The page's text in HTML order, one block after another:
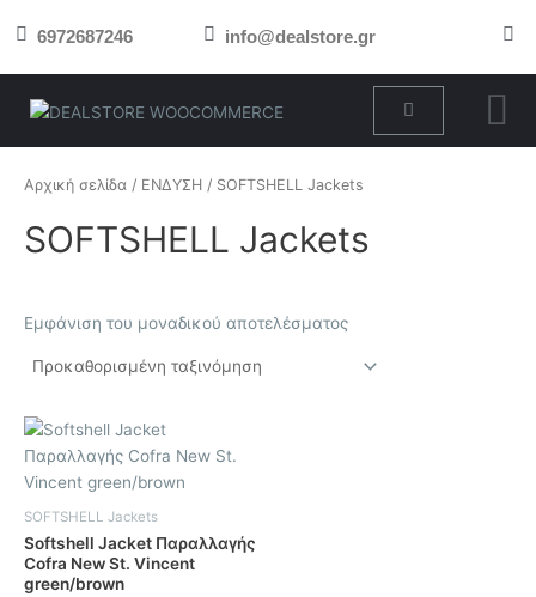
στο 6972687246 info@dealstore.gr
Cart
Αρχική σελίδα / ΕΝΔΥΣΗ / SOFTSHELL Jackets
SOFTSHELL Jackets
Εμφάνιση του μοναδικού αποτελέσματος
SOFTSHELL Jackets
Softshell Jacket Παραλλαγής
Cofra New St. Vincent
green/brown
Αυτό
το
προϊόν
έχει
πολλαπλές
παραλλαγές.
Οι